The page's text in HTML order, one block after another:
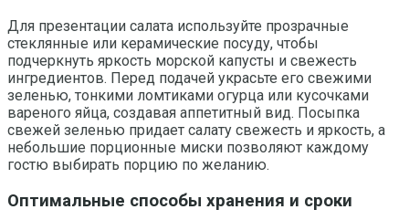
Для презентации салата используйте прозрачные
стеклянные или керамические посуду, чтобы
подчеркнуть яркость морской капусты и свежесть
ингредиентов. Перед подачей украсьте его свежими
зеленью, тонкими ломтиками огурца или кусочками
вареного яйца, создавая аппетитный вид. Посыпка
свежей зеленью придает салату свежесть и яркость, а
небольшие порционные миски позволяют каждому
гостю выбирать порцию по желанию.
Оптимальные способы хранения и сроки